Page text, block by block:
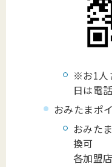
※お1人
日は電
おみたまポ
おみた
換可
各加盟